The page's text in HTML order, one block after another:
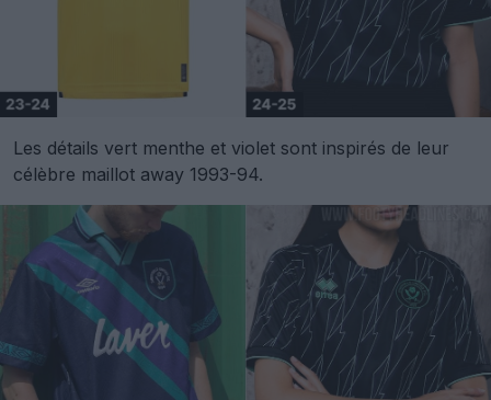
Les détails vert menthe et violet sont inspirés de leur
célèbre maillot away 1993-94.